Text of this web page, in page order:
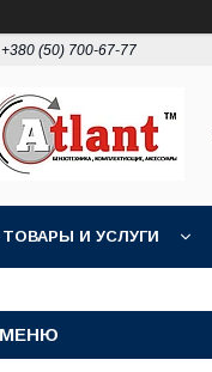
+380 (50) 700-67-77
ТОВАРЫ И УСЛУГИ